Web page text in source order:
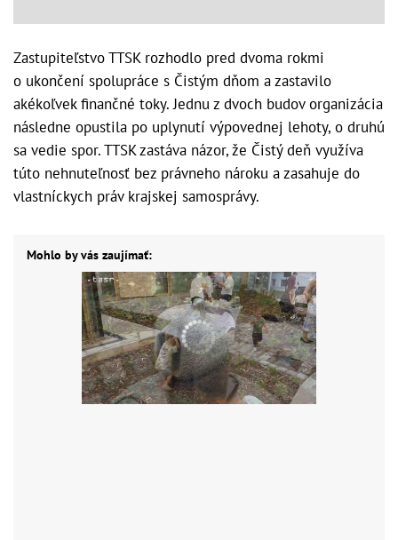
Zastupiteľstvo TTSK rozhodlo pred dvoma rokmi
o ukončení spolupráce s Čistým dňom a zastavilo
akékoľvek finančné toky. Jednu z dvoch budov organizácia
následne opustila po uplynutí výpovednej lehoty, o druhú
sa vedie spor. TTSK zastáva názor, že Čistý deň využíva
túto nehnuteľnosť bez právneho nároku a zasahuje do
vlastníckych práv krajskej samosprávy.
Mohlo by vás zaujímať: